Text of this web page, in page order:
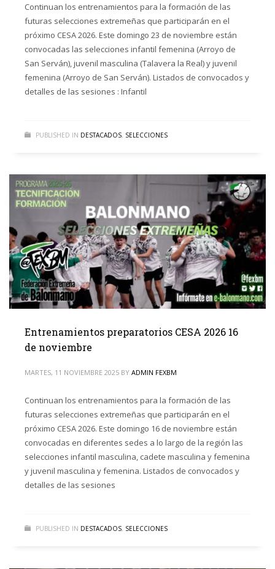
Continuan los entrenamientos para la formación de las
futuras selecciones extremeñas que participarán en el
próximo CESA 2026. Este domingo 23 de noviembre están
convocadas las selecciones infantil femenina (Arroyo de
San Serván), juvenil masculina (Talavera la Real) y juvenil
femenina (Arroyo de San Serván). Listados de convocados y
detalles de las sesiones : Infantil
PUBLISHED IN DESTACADOS, SELECCIONES
Entrenamientos preparatorios CESA 2026 16
de noviembre
MARTES, 11 NOVIEMBRE 2025 BY ADMIN FEXBM
Continuan los entrenamientos para la formación de las
futuras selecciones extremeñas que participarán en el
próximo CESA 2026. Este domingo 16 de noviembre están
convocadas en diferentes sedes a lo largo de la región las
selecciones infantil masculina, cadete masculina y femenina
y juvenil masculina y femenina. Listados de convocados y
detalles de las sesiones
PUBLISHED IN DESTACADOS, SELECCIONES